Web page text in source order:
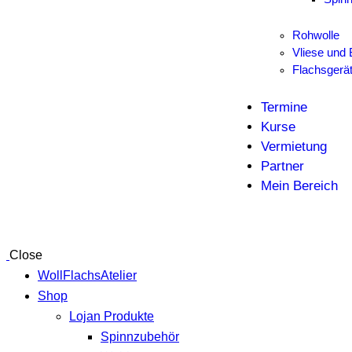
Rohwolle
Vliese und
Termine
Kurse
Vermietung
Partner
Mein Bereich
Close
WollFlachsAtelier
Shop
Lojan Produkte
Spinnzubehör